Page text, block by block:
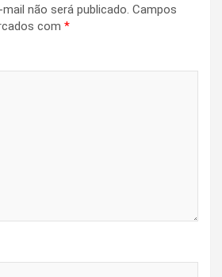
não será publicado. Campos
com *